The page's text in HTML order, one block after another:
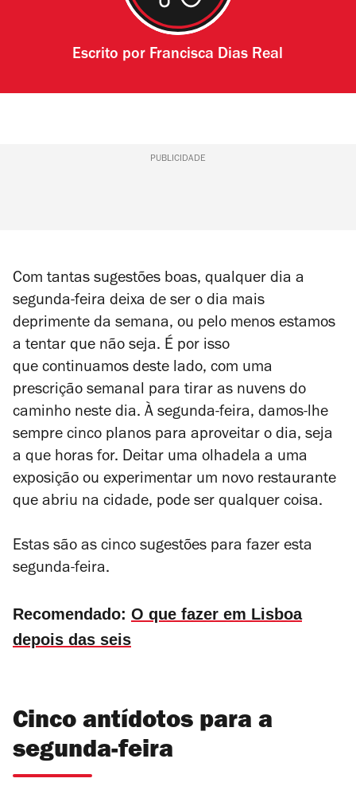
Escrito por Francisca Dias Real
PUBLICIDADE
Com tantas sugestões boas, qualquer dia a
segunda-feira deixa de ser o dia mais
deprimente da semana, ou pelo menos estamos
a tentar que não seja. É por isso
que continuamos deste lado, com uma
prescrição semanal para tirar as nuvens do
caminho neste dia. À segunda-feira, damos-lhe
sempre cinco planos para aproveitar o dia, seja
a que horas for. Deitar uma olhadela a uma
exposição ou experimentar um novo restaurante
que abriu na cidade, pode ser qualquer coisa.
Estas são as cinco sugestões para fazer esta
segunda-feira.
Recomendado: O que fazer em Lisboa
depois das seis
Cinco antídotos para a
segunda-feira